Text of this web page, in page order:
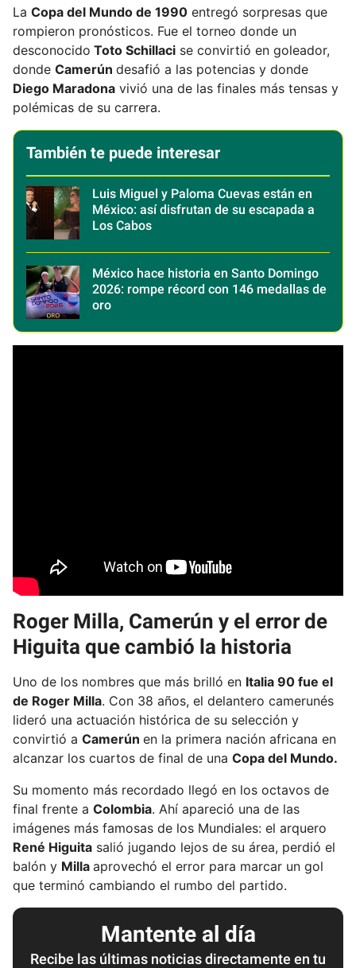
La Copa del Mundo de 1990 entregó sorpresas que
rompieron pronósticos. Fue el torneo donde un
desconocido Toto Schillaci se convirtió en goleador,
donde Camerún desafió a las potencias y donde
Diego Maradona vivió una de las finales más tensas y
polémicas de su carrera.
También te puede interesar
Luis Miguel y Paloma Cuevas están en
México: así disfrutan de su escapada a
Los Cabos
México hace historia en Santo Domingo
2026: rompe récord con 146 medallas de
oro
Roger Milla, Camerún y el error de
Higuita que cambió la historia
Uno de los nombres que más brilló en Italia 90 fue el
de Roger Milla. Con 38 años, el delantero camerunés
lideró una actuación histórica de su selección y
convirtió a Camerún en la primera nación africana en
alcanzar los cuartos de final de una Copa del Mundo.
Su momento más recordado llegó en los octavos de
final frente a Colombia. Ahí apareció una de las
imágenes más famosas de los Mundiales: el arquero
René Higuita salió jugando lejos de su área, perdió el
balón y Milla aprovechó el error para marcar un gol
que terminó cambiando el rumbo del partido.
Mantente al día
Recibe las últimas noticias directamente en tu